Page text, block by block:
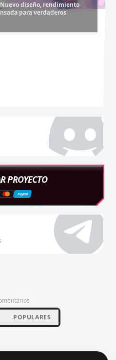
diseño, rendimiento
para verdaderos
Recarga tus monedas
exclusivo sin límites.
Experiencia sin anuncios,
anticipado.
PROYECTO
PayPal
POPULARES